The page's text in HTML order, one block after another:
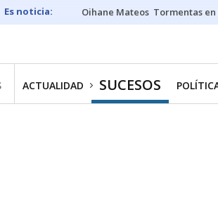
Oihane Mateos Tormentas
ACTUALIDAD SUCESOS